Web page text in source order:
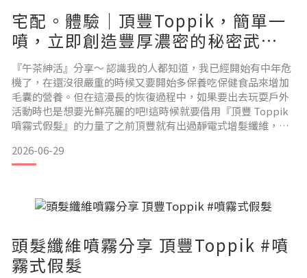
宅配。體驗｜頂豐Toppik，簡單一
噴，立即創造豐厚濃密的秘密武
器，噴霧式假髮自然有髮流不阻塞
毛囊，抗風雨易清洗
『午茶紳活』分享～ 認識我的人都知道，我已經開始有中年危
機了，在還沒很嚴重的時候又要開始多保養吃保健食品來增加
毛囊的營養。但在這漫長的恢復過程中，如果要出去玩耍戶外
活動時也是想要光鮮亮麗的吧!這時候就要借用『頂豐 Toppik
噴霧式假髮』的力量了之前頂豐就有出過靜電式增髮纖維，這
間快速使用。這款商品可以改善我多項目問題：1、頭頂空洞處
的填補、創造出視覺的豐盈感。2、染髮過渡期布丁頭的遮色使
2026-06-29
頭髮纖維噴霧分享 頂豐Toppik #噴
霧式假髮